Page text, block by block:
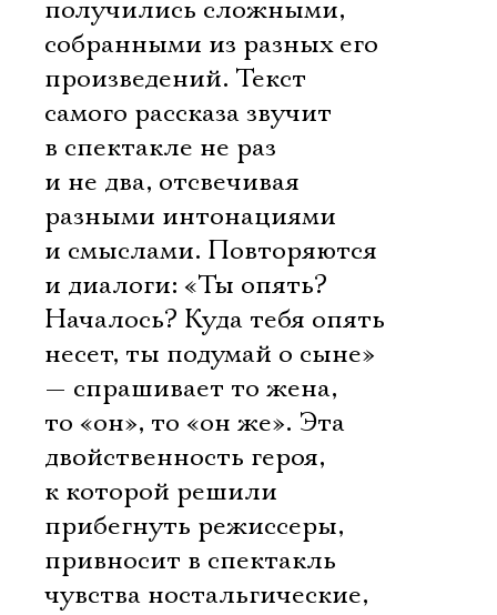
получились сложными,
собранными из разных его
произведений. Текст
самого рассказа звучит
в спектакле не раз
и не два, отсвечивая
разными интонациями
и смыслами. Повторяются
и диалоги: «Ты опять?
Началось? Куда тебя опять
несет, ты подумай о сыне»
— спрашивает то жена,
то «он», то «он же». Эта
двойственность героя,
к которой решили
прибегнуть режиссеры,
привносит в спектакль
чувства ностальгические,